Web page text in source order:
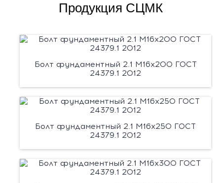
Продукция СЦМК
Болт фундаментный 2.1 М16х200 ГОСТ
24379.1 2012
Болт фундаментный 2.1 М16х250 ГОСТ
24379.1 2012